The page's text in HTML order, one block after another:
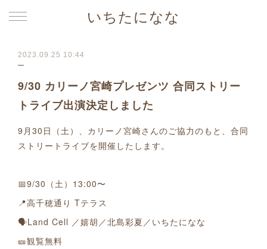
いちたになな
2023.09.25 10:44
9/30 カリーノ宮崎プレゼンツ 合同ストリー
トライブ出演決定しました
9月30日（土）、カリーノ宮崎さんのご協力のもと、合同
ストリートライブを開催したします。
📅9/30（土）13:00〜
📍高千穂通り Tテラス
🗣Land Cell ／嬉胡／北島彩夏／いちたになな
🎫観覧無料